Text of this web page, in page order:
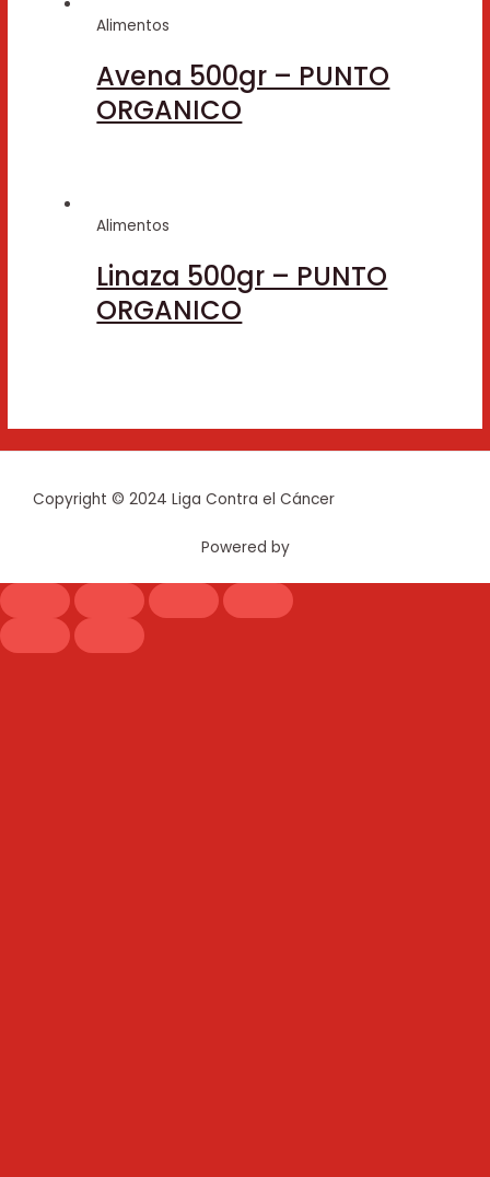
Alimentos
Avena 500gr – PUNTO
ORGANICO
Alimentos
Linaza 500gr – PUNTO
ORGANICO
Copyright © 2024 Liga Contra el Cáncer
Powered by